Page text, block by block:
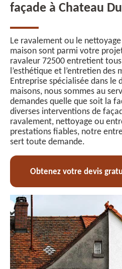
façade à Chateau
Le ravalement ou le
maison sont parmi votre
ravaleur 72500 entretient
l’esthétique et l’entretien des
Entreprise spécialisée dans le
maisons, nous sommes au
demandes quelle que soit la
diverses interventions de
ravalement, nettoyage ou
prestations fiables, notre
sert toute demande.
Obtenez votre devis